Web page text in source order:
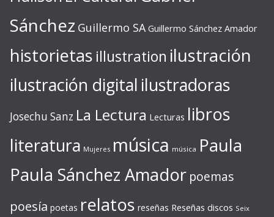
Sánchez Guillermo SA Guillermo Sánchez Amador
historietas illustration ilustración
ilustración digital ilustradoras
Josechu Sanz La Lectura Lecturas libros
literatura Mujeres música música Paula
Paula Sánchez Amador poemas
poesía poetas relatos reseñas Reseñas discos Seix